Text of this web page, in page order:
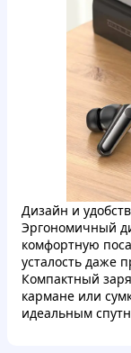
Дизайн и
Эргономичный
комфортную
усталость даже
Компактный
кармане или
идеальным